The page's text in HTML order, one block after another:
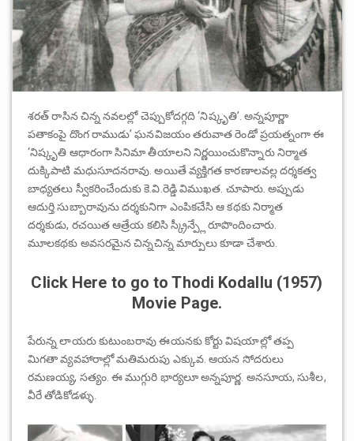
శరత్ రాసిన చిన్న నవలల్లో చెప్పుకోదగ్గది ‘నిష్కృతి’. అన్నపూర్ణా
పతాకంపై దొంగ రాముడు’ ఘనవిజయం తరువాత రెండో ప్రయత్నంగా ఈ
‘నిష్కృతి ఆధారంగా సినిమా తీయాలని నిర్ణయించుకొన్నారు నిర్మాత
దుక్కిపాటి మధుసూదనరావు. అయితే వ్యక్తిగత కారణాలవల్ల దర్శకత్వ
బాధ్యతలు స్వీకరించేందుకు కె.వి.రెడ్డి విముఖత. చూపారు. అప్పుడు
ఆదుర్తి సుబ్బారావును దర్శకునిగా ఎంపికచేసి ఆ కథకు నిర్మాత
దర్శకుడు, రచయిత ఆత్రేయ కలిసి స్క్రీన్ప్లే రూపొందించారు.
మూలకథకు అవసరమైన చిన్నచిన్న మార్పులు కూడా చేశారు.
Click Here to go to Thodi Kodallu (1957)
Movie Page.
పేరున్న లాయరు కుటుంబరావు ఈయనకు కోర్టు విషయాల్లో తప్ప
మిగతా వ్యవహారాల్లో మతిమరుపు ఎక్కువ. ఆయన సోదరులు
రమణయ్య, సత్యం. ఈ ముగ్గురి భార్యలూ అన్నపూర్ణ. అనసూయ, సుశీల,
వీరే తోడికోడళ్ళు.